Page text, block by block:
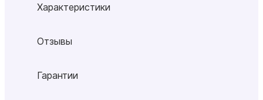
Характеристики
Отзывы
Гарантии